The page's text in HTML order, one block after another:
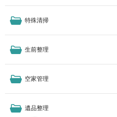
特殊清掃
生前整理
空家管理
遺品整理